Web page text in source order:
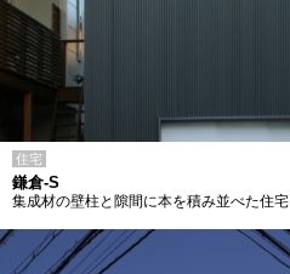
住宅
鎌倉-S
集成材の壁柱と隙間に本を積み並べた住宅